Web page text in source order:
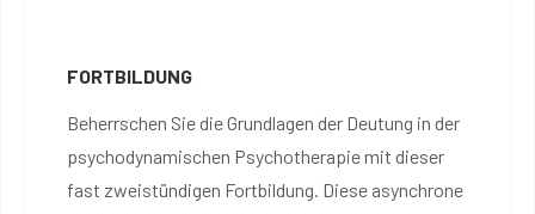
FORTBILDUNG
Beherrschen Sie die Grundlagen der Deutung in der
psychodynamischen Psychotherapie mit dieser
fast zweistündigen Fortbildung. Diese asynchrone